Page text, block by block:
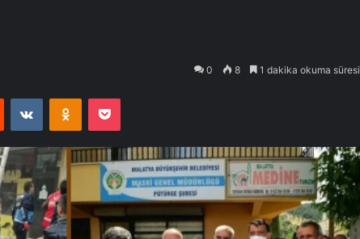
0 8 1 dakika okuma süresi
Reddit VKontakteOdnoklassniki
Pocket